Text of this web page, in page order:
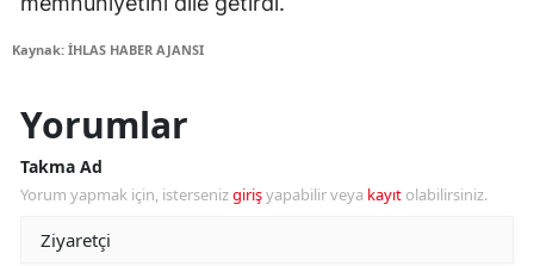
Kaynak: İHLAS HABER AJANSI
Yorumlar
Takma Ad
Yorum yapmak için, istersenizgirişyapabilir veya kayıt olabilirsiniz.